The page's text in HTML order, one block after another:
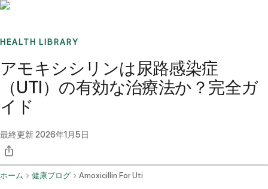
HEALTH LIBRARY
アモキシシリンは尿路感染症
（UTI）の有効な治療法か？完全ガ
イド
最終更新2026年1月5日
ホーム 健康ブログ Amoxicillin For Uti